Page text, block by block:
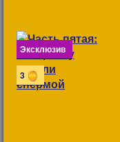
Эксклюзив
3